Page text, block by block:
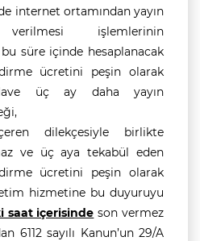
internet ortamından yayın
işlemlerinin
süre içinde hesaplanacak
ücretini peşin olarak
üç ay daha yayın
dilekçesiyle birlikte
ve üç aya tekabül eden
ücretini peşin olarak
hizmetine bu duyuruyu
saat içerisinde son vermez
6112 sayılı Kanun’un 29/A